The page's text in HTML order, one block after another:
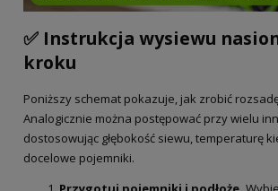
✅ Instrukcja wysiewu
kroku
Poniższy schemat pokazuje, jak zrobić
Analogicznie można postępować przy wielu
dostosowując głębokość siewu, temperaturę
docelowe pojemniki.